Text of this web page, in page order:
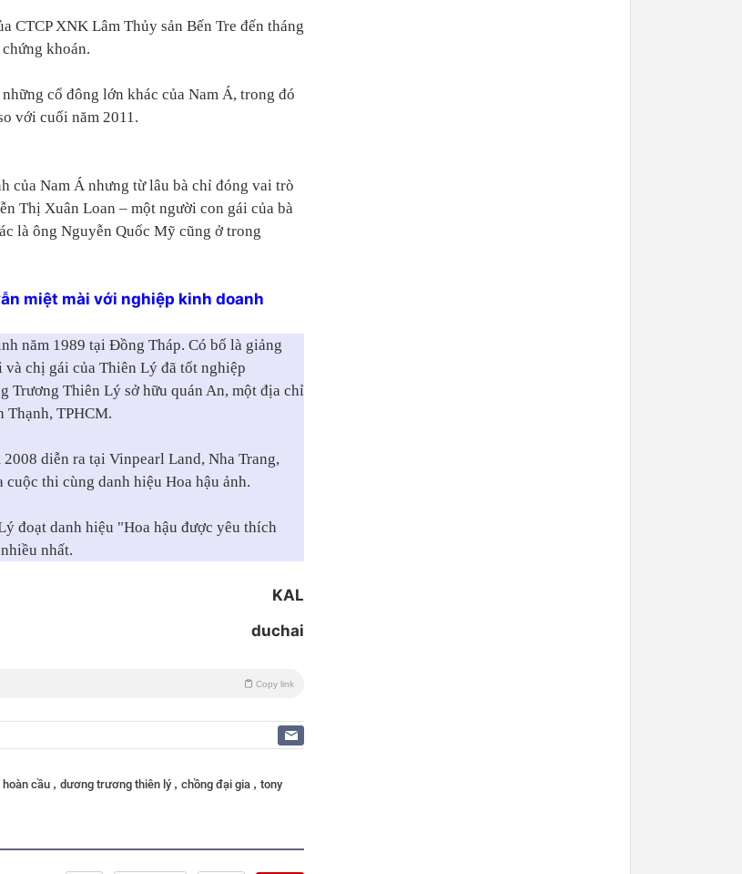
CTCP XNK Lâm Thủy sản Bến Tre đến tháng
khoán.
cổ đông lớn khác của Nam Á, trong đó
với cuối năm 2011.
của Nam Á nhưng từ lâu bà chỉ đóng vai trò
Thị Xuân Loan – một người con gái của bà
là ông Nguyễn Quốc Mỹ cũng ở trong
miệt mài với nghiệp kinh doanh
năm 1989 tại Đồng Tháp. Có bố là giảng
và chị gái của Thiên Lý đã tốt nghiệp
Trương Thiên Lý sở hữu quán An, một địa chỉ
Thạnh, TPHCM.
diễn ra tại Vinpearl Land, Nha Trang,
thi cùng danh hiệu Hoa hậu ảnh.
đoạt danh hiệu "Hoa hậu được yêu thích
nhất.
KAL
duchai
Copy link
hoàn cầu , dương trương thiên lý , chồng đại gia , tony